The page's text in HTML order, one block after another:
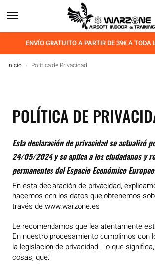
ENVÍO GRATUITO A PARTIR DE 39€ A TODA
Inicio / Política de Privacidad
POLÍTICA DE
Esta declaración de privacidad se actualizó
24/05/2024 y se aplica a los ciudadanos y
permanentes del Espacio Económico
En esta declaración de privacidad,
hacemos con los datos que obtenemos
través de www.warzone.es
Le recomendamos que lea atentamente
En nuestro procesamiento cumplimos con
la legislación de privacidad. Lo que
cosas, que: